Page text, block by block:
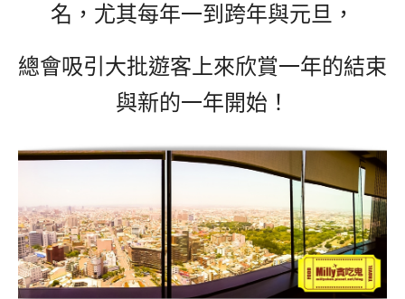
名，尤其每年一到跨年與元旦，
總會吸引大批遊客上來欣賞一年的結束
與新的一年開始！